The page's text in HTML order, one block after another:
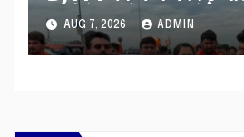
सूर्या ने की देश व
की कामना
AUG 7, 2026 ADMIN